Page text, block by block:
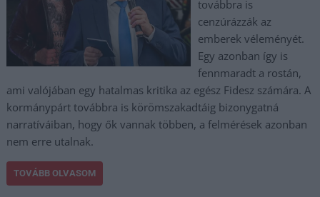
továbbra is
cenzúrázzák az
emberek véleményét.
Egy azonban így is
fennmaradt a rostán,
ami valójában egy hatalmas kritika az egész Fidesz számára. A
kormánypárt továbbra is körömszakadtáig bizonygatná
narratíváiban, hogy ők vannak többen, a felmérések azonban
nem erre utalnak.
TOVÁBB OLVASOM